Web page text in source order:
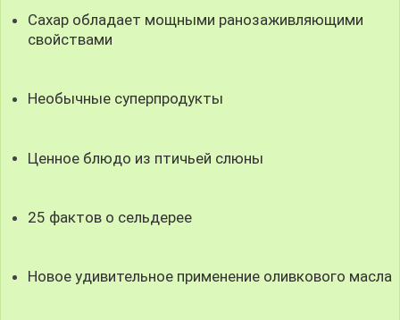
Сахар обладает мощными ранозаживляющими
свойствами
Необычные суперпродукты
Ценное блюдо из птичьей слюны
25 фактов о сельдерее
Новое удивительное применение оливкового масла